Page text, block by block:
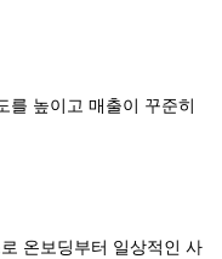
를 높이고 매출이 꾸준히
온보딩부터 일상적인 사